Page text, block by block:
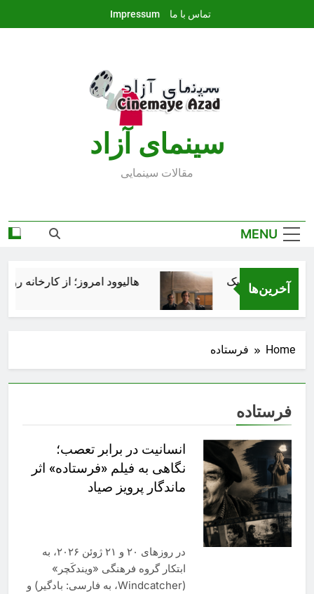
تماس با ما Impressum
سينماى آزاد
مقالات سينمايى
MENU
آخرین‌ها هالیوود امروز؛ از کارخانه
Home فرستاده
فرستاده
انسانیت در برابر تعصب؛
نگاهی به فیلم‌ «فرستاده» اثر
ماندگار پرويز صياد
در روزهای ۲۰ و ۲۱ ژوئن ۲۰۲۶، به
ابتکار گروه فرهنگی «ویندکَچر»
(Windcatcher، به فارسی: بادگیر) و